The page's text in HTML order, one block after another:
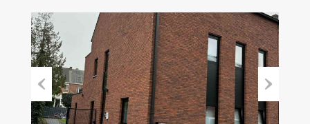
Previous Next